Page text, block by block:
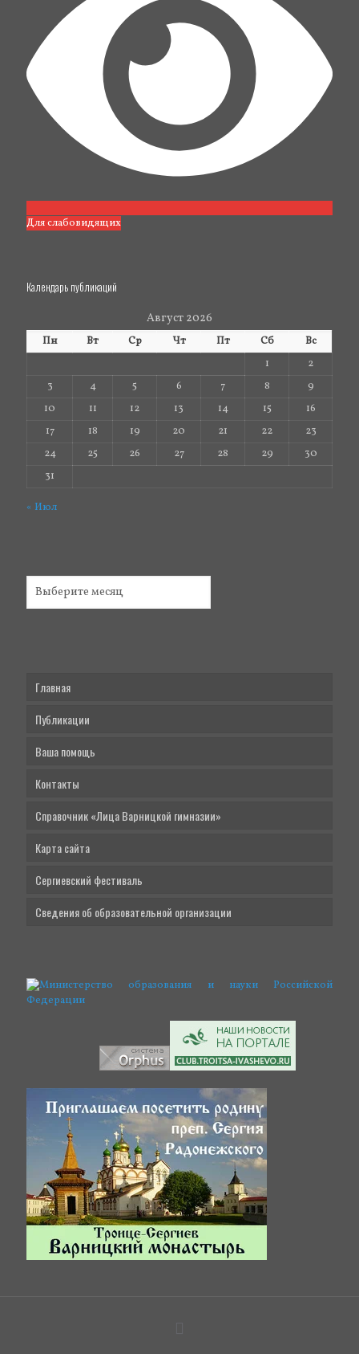
Для слабовидящих
Календарь публикаций
Август 2026
Пн Вт Ср Чт Пт Сб
Вс
1
2
3
4 5 6 7 8
9
10
11 12 13 14 15
16
17
18 19 20 21 22
23
24
25 26 27 28 29
30
31
« Июл
Главная
Публикации
Ваша помощь
Контакты
Справочник «Лица Варницкой гимназии»
Карта сайта
Сергиевский фестиваль
Сведения об образовательной организации